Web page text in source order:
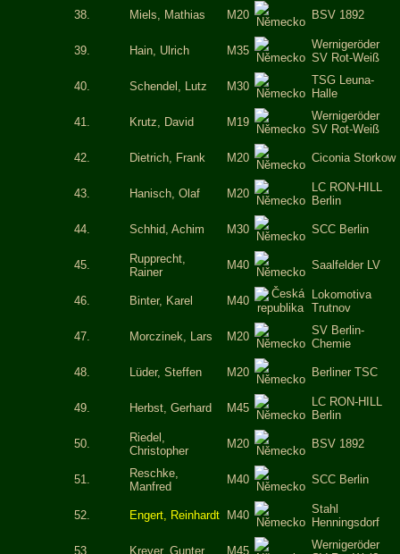
38. Miels, Mathias M20 BSV 1892
39. Hain, Ulrich M35
Wernigeröder
SV Rot-Weiß
40. Schendel, Lutz M30
TSG Leuna-
Halle
41. Krutz, David M19
Wernigeröder
SV Rot-Weiß
42. Dietrich, Frank M20 Ciconia Storkow
43. Hanisch, Olaf M20
LC RON-HILL
Berlin
44. Schhid, Achim M30 SCC Berlin
45.
Rupprecht,
Rainer
M40 Saalfelder LV
46. Binter, Karel M40
Lokomotiva
Trutnov
47. Morczinek, Lars M20
SV Berlin-
Chemie
48. Lüder, Steffen M20 Berliner TSC
49. Herbst, Gerhard M45
LC RON-HILL
Berlin
50.
Riedel,
Christopher
M20 BSV 1892
51.
Reschke,
Manfred
M40 SCC Berlin
52. Engert, Reinhardt M40
Stahl
Henningsdorf
53. Kreyer, Gunter M45
Wernigeröder